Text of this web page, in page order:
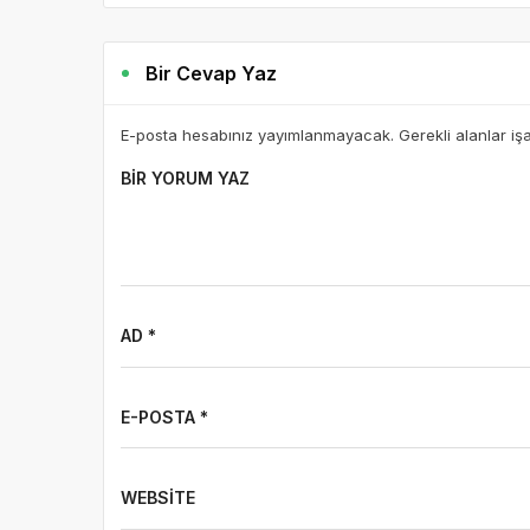
Bir Cevap Yaz
E-posta hesabınız yayımlanmayacak. Gerekli alanlar
BIR YORUM YAZ
AD *
E-POSTA *
WEBSITE